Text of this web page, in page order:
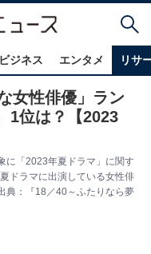
ジネス エンタメ リサ
女性俳優」ラン
1位は？【2023
に「2023年夏ドラマ」に関す
ドラマに出演している女性俳
典：『18／40～ふたりなら夢